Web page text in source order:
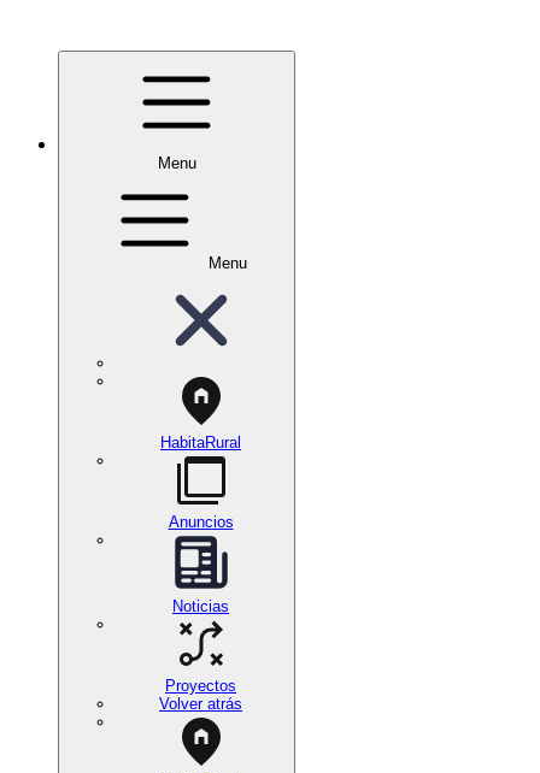
Menu
Menu
HabitaRural
Anuncios
Noticias
Proyectos
Volver atrás